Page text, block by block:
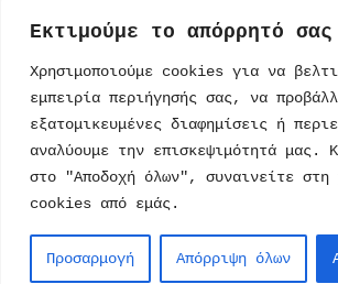
Εκτιμούμε το απόρρητό σας
Χρησιμοποιούμε cookies για να
εμπειρία περιήγησής σας, να
εξατομικευμένες διαφημίσεις ή
αναλύουμε την επισκεψιμότητά μας.
στο "Αποδοχή όλων", συναινείτε στη
cookies από εμάς.
Προσαρμογή Απόρριψη όλων
ΤΟΥΡΤΕΣ
ΠΡΟΣΚΛΗΣΕΙΣ
ΠΑΡΑΜΥΘΙΑ
ΒΙΒΛΙΑ
ΠΑΙΧΝΙΔΙΑ
ΠΡΟΣΚΛΗΣΕΙΣ
ΠΑΙΔΙΚΟ
Rights Reserved.